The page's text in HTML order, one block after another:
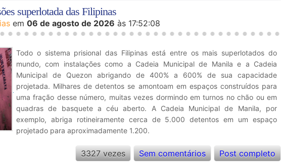
superlotada das Filipinas
em 06 de agosto de 2026 às 17:52:08
Todo o sistema prisional das Filipinas está entre os mais superlotados do
mundo, com instalações como a Cadeia Municipal de Manila e a Cadeia
Municipal de Quezon abrigando de 400% a 600% de sua capacidade
projetada. Milhares de detentos se amontoam em espaços construídos para
uma fração desse número, muitas vezes dormindo em turnos no chão ou em
quadras de basquete a céu aberto. A Cadeia Municipal de Manila, por
exemplo, abriga rotineiramente cerca de 5.000 detentos em um espaço
projetado para aproximadamente 1.200.
Post completo
Sem comentários
3327 vezes